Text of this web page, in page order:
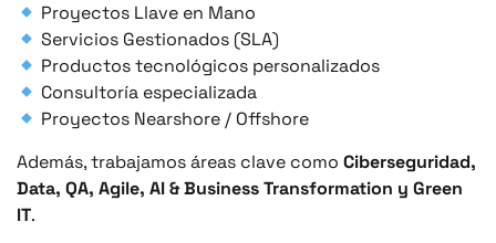
Proyectos Llave en Mano
Servicios Gestionados (SLA)
Productos tecnológicos personalizados
Consultoría especializada
Proyectos Nearshore / Offshore
Además, trabajamos áreas clave como Ciberseguridad,
Data, QA, Agile, AI & Business Transformation y Green
IT.